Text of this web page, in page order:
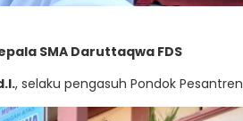
SMA Daruttaqwa FDS
, selaku pengasuh Pondok